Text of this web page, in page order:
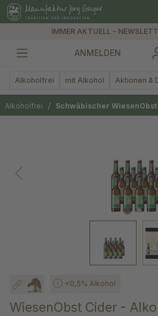
springen
IMMER AKTUELL -
ANMELDEN
Alkoholfrei mit Alkohol Aktionen &
Alkoholfrei / Schwäbischer
<0,5% Alkohol
WiesenObst Cider -